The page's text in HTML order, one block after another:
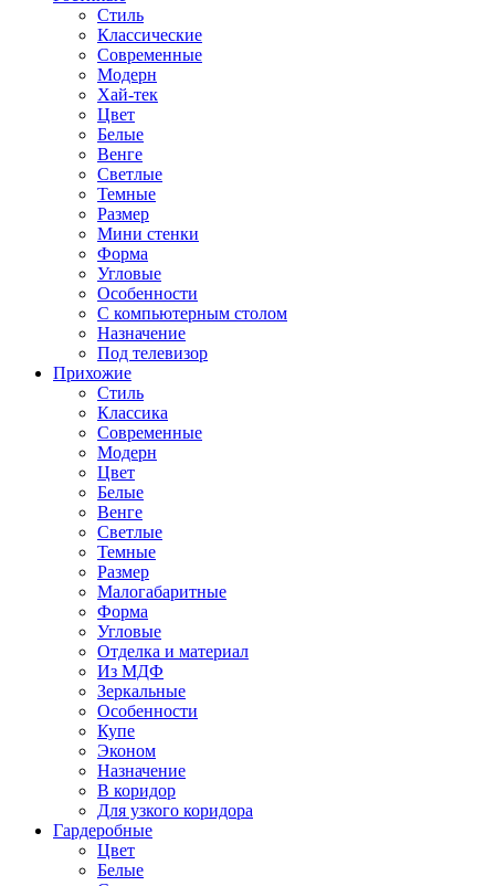
Стиль
Классические
Современные
Модерн
Хай-тек
Цвет
Белые
Венге
Светлые
Темные
Размер
Мини стенки
Форма
Угловые
Особенности
С компьютерным столом
Назначение
Под телевизор
Прихожие
Стиль
Классика
Современные
Модерн
Цвет
Белые
Венге
Светлые
Темные
Размер
Малогабаритные
Форма
Угловые
Отделка и материал
Из МДФ
Зеркальные
Особенности
Купе
Эконом
Назначение
В коридор
Для узкого коридора
Гардеробные
Цвет
Белые